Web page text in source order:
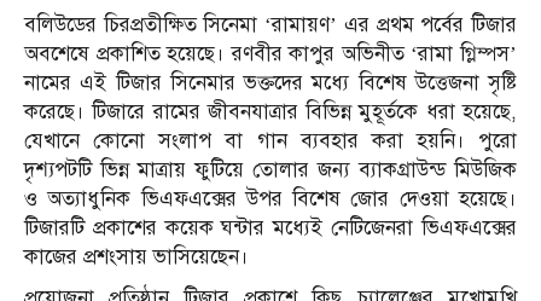
বলিউডের চিরপ্রতীক্ষিত সিনেমা ‘রামায়ণ’ এর প্রথম পর্বের টিজার
অবশেষে প্রকাশিত হয়েছে। রণবীর কাপুর অভিনীত ‘রামা গ্লিম্পস’
নামের এই টিজার সিনেমার ভক্তদের মধ্যে বিশেষ উত্তেজনা সৃষ্টি
করেছে। টিজারে রামের জীবনযাত্রার বিভিন্ন মুহূর্তকে ধরা হয়েছে,
যেখানে কোনো সংলাপ বা গান ব্যবহার করা হয়নি। পুরো
দৃশ্যপটটি ভিন্ন মাত্রায় ফুটিয়ে তোলার জন্য ব্যাকগ্রাউন্ড মিউজিক
ও অত্যাধুনিক ভিএফএক্সের উপর বিশেষ জোর দেওয়া হয়েছে।
টিজারটি প্রকাশের কয়েক ঘন্টার মধ্যেই নেটিজেনরা ভিএফএক্সের
কাজের প্রশংসায় ভাসিয়েছেন।